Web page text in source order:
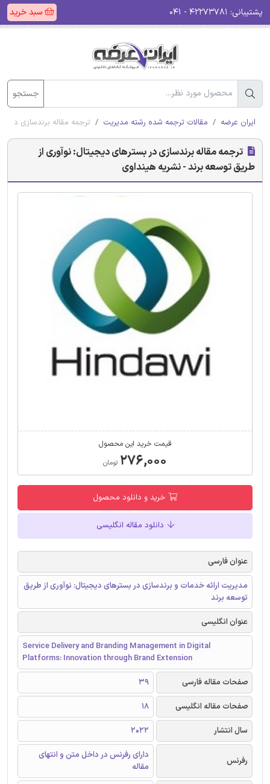
پشتیبانی: سبد خرید
جستجو
ایران عرضه مقالات ترجمه شده رشته مدیریت ترجمه مقاله برندسازی در
ترجمه مقاله برندسازی در بسترهای دیجیتال: نوآوری از
طریق توسعه برند - نشریه هینداوی
قیمت خرید این محصول
۲۷۶,۰۰۰ تومان
خرید و دانلود محصول
دانلود مقاله انگلیسی
عنوان فارسی
مدیریت ارائه خدمات و برندسازی در بسترهای دیجیتال: نوآوری از طریق
توسعه برند
عنوان انگلیسی
Service Delivery and Branding Management in Digital
Platforms: Innovation through Brand Extension
صفحات مقاله فارسی
39
صفحات مقاله انگلیسی
18
سال انتشار
2022
رفرنس
دارای رفرنس در داخل متن و انتهای
مقاله